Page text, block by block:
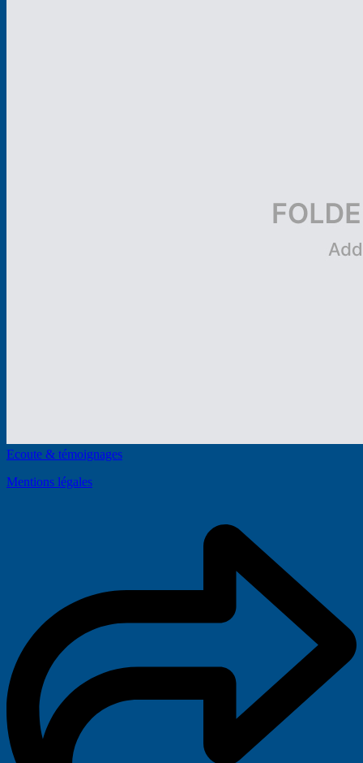
Ecoute & témoignages
Mentions légales